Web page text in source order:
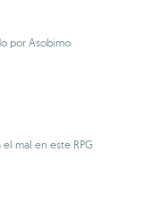
por Asobimo
mal en este RPG